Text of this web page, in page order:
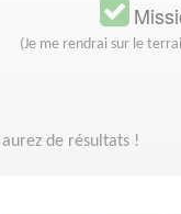
(Je me rendrai sur le
de résultats !